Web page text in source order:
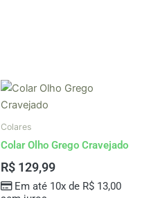
Colares
Colar Olho Grego Cravejado
R$ 129,99
Em até 10x de R$13,00